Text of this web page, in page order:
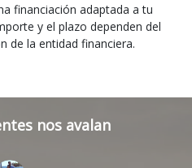
financiación adaptada a tu
y el plazo dependen del
de la entidad financiera.
nos avalan